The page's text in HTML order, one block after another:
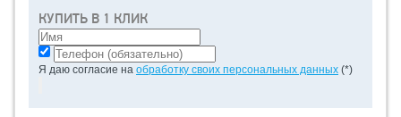
КУПИТЬ В 1 КЛИК
Я даю согласие на обработку своих персональных данных (*)